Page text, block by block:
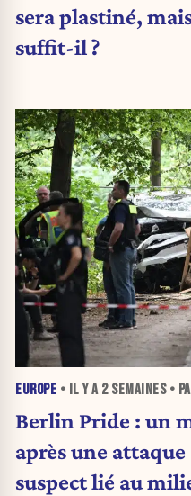
sera plastiné,
suffit-il ?
EUROPE • IL Y A 2 SEMAINES•
Berlin Pride : un
après une
suspect lié au